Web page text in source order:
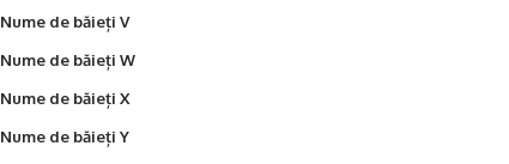
Nume de băieți V
Nume de băieți W
Nume de băieți X
Nume de băieți Y